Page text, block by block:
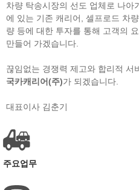
차량 탁송시장의 선도 업체로 나
에 있는 기존 캐리어, 셀프로드 차
량 등에 대한 투자를 통해 고객의
만들어 가겠습니다.
끊임없는 경쟁력 제고와 합리적 서
국카캐리어(주)가 되겠습니다.
대표이사 김춘기
주요업무